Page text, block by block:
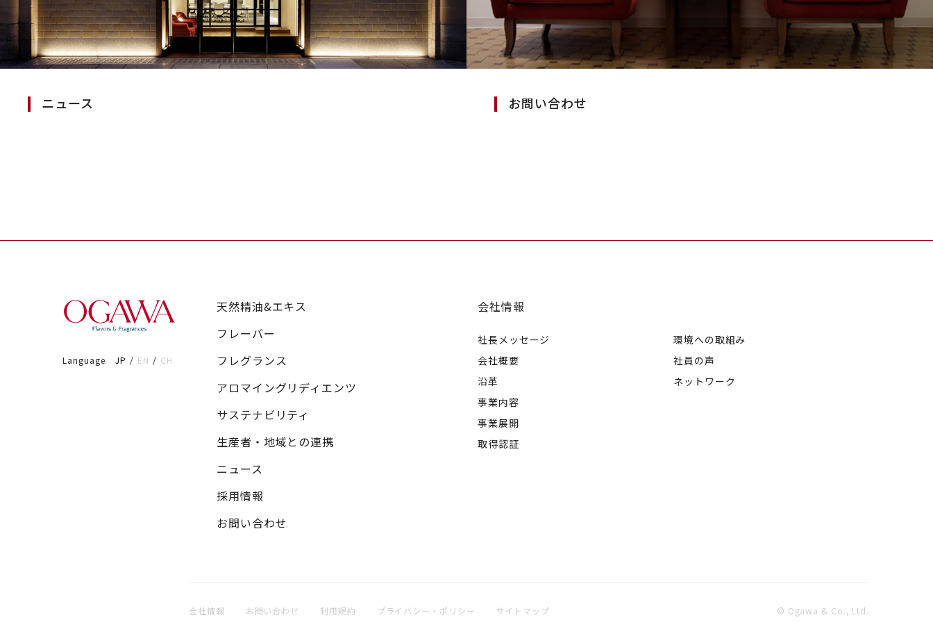
ニュース お問い合わせ
Language JP EN CH
天然精油&エキス
フレーバー
フレグランス
アロマイングリディエンツ
サステナビリティ
生産者・地域との連携
会社情報
社長メッセージ
会社概要
沿革
事業内容
事業展開
取得認証
環境への取組み
社員の声
ネットワーク
ニュース
採用情報
お問い合わせ
会社情報 お問い合わせ 利用規約 プライバシー・ポリシー サイトマップ © Ogawa & Co., Ltd.